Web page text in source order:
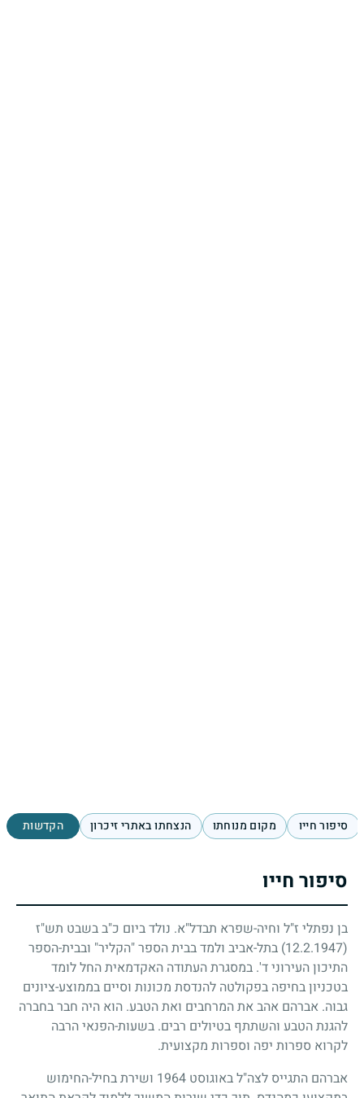
סיפור חייו מקום מנוחתו הנצחתו באתרי זיכרון הקדשות
סיפור חייו
בן נפתלי ז"ל וחיה-שפרא תבדל"א. נולד ביום כ"ב בשבט תש"ז
(12.2.1947)
בתל-אביב ולמד בבית הספר "הקליר" ובבית-הספר
התיכון העירוני ד'. במסגרת העתודה האקדמאית החל לומד
בטכניון בחיפה בפקולטה להנדסת מכונות וסיים בממוצע-ציונים
גבוה. אברהם אהב את המרחבים ואת הטבע. הוא היה חבר בחברה
להגנת הטבע והשתתף בטיולים רבים. בשעות-הפנאי הרבה
לקרוא ספרות יפה וספרות מקצועית.
אברהם התגייס לצה"ל באוגוסט 1964 ושירת בחיל-החימוש